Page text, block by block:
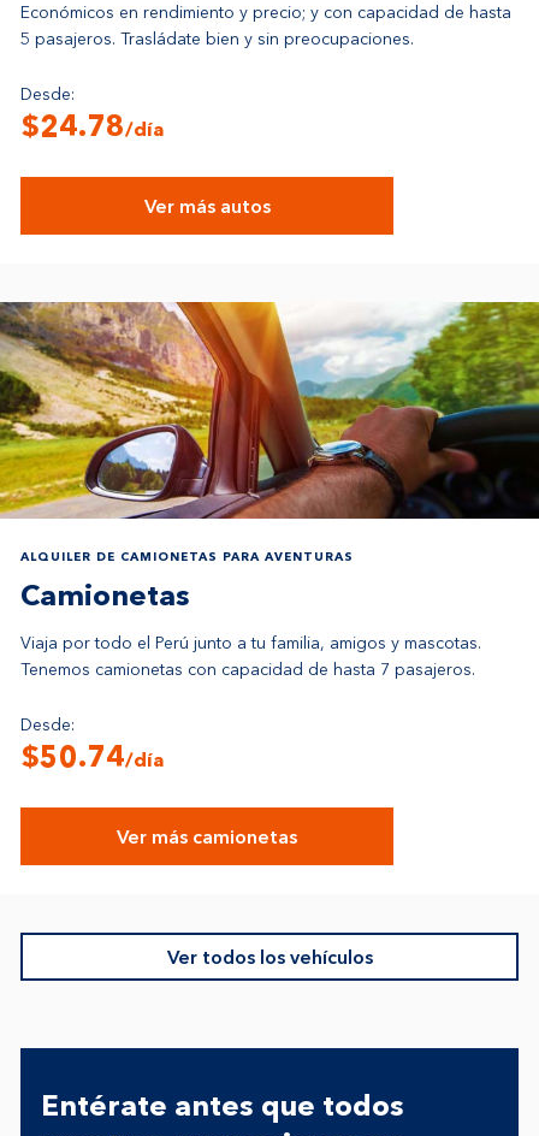
Económicos en rendimiento y precio; y con capacidad de hasta
5 pasajeros. Trasládate bien y sin preocupaciones.
Desde:
$24.78/día
Ver más autos
ALQUILER DE CAMIONETAS PARA AVENTURAS
Camionetas
Viaja por todo el Perú junto a tu familia, amigos y mascotas.
Tenemos camionetas con capacidad de hasta 7 pasajeros.
Desde:
$50.74/día
Ver más camionetas
Ver todos los vehículos
Entérate antes que todos